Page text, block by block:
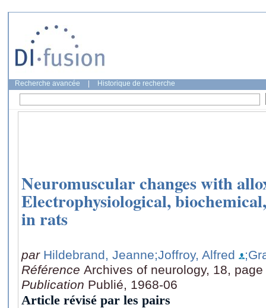
Recherche avancée Historique de recherche
Neuromuscular changes with
Electrophysiological,
in rats
par Hildebrand, Jeanne;Joffroy, Alfred
Référence Archives of neurology, 18,
Publication Publié, 1968-06
Article révisé par les pairs